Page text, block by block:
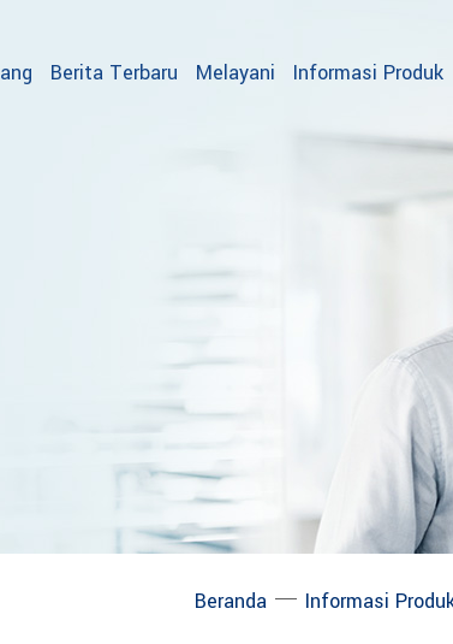
Berita Terbaru Melayani Informasi Produk
Beranda ─ Informasi